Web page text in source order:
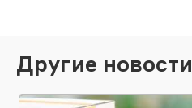
Другие новости